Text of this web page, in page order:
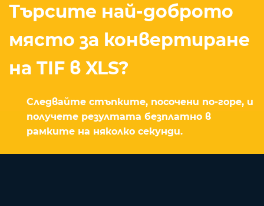
Търсите най-доброто
място за конвертиране
на TIF в XLS?
Следвайте стъпките, посочени по-горе, и
получете резултата безплатно в
рамките на няколко секунди.